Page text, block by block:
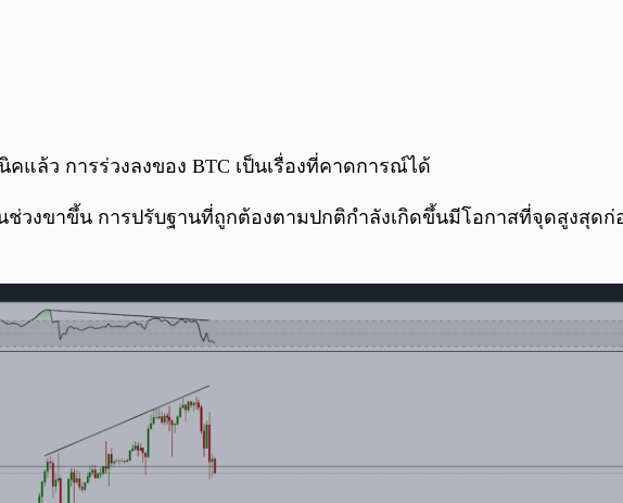
คแล้ว การร่วงลงของ BTC เป็นเรื่องที่คาดการณ์ได้
วงขาขึ้น การปรับฐานที่ถูกต้องตามปกติกำลังเกิดขึ้นมีโอกาสที่จุดสูงสุด